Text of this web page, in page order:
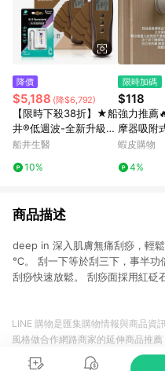
降價
$5,188 (降$6,792)
【限時下殺38折】★船
井®低週波-全新升級12
程式酸痛按摩機放鬆舒
船井生醫
10%
限時加碼
$118
強力推薦
摩器吸附
球頸膜放
蝦皮購物
4%
商品描述
deep in 深入肌膚無痛刮痧，輕
℃。 刮一下等於刮三下，事半功
刮痧快速放鬆。 刮痧面採用紅砭
LINE 購物是匯集購物情報與商品資
風格做合作網路商家的延伸商品推
商品至各合作網路商家，確認現售